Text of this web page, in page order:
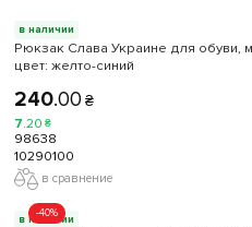
в наличии
Рюкзак Слава Украине для обуви,
цвет: желто-синий
240.00 ₴
7.20 ₴
98638
10290100
в сравнение
-40%
в наличии